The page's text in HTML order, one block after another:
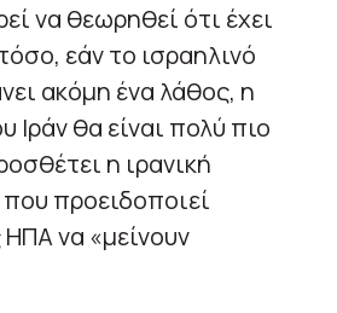
να θεωρηθεί ότι έχει
εάν το ισραηλινό
ακόμη ένα λάθος, η
Ιράν θα είναι πολύ πιο
η ιρανική
προειδοποιεί
ΗΠΑ να «μείνουν